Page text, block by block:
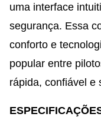
uma interface
segurança. Essa
conforto e
popular entre
rápida, confiável e